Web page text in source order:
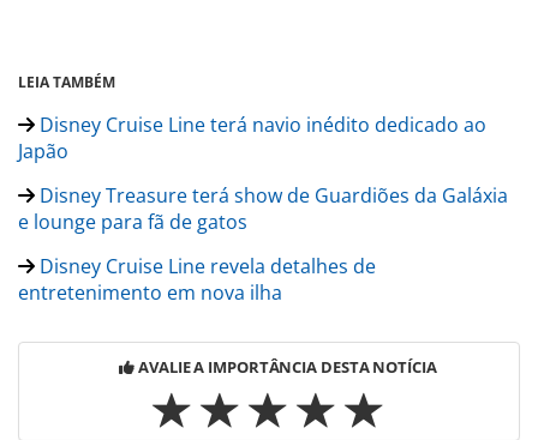
LEIA TAMBÉM
Disney Cruise Line terá navio inédito dedicado ao
Japão
Disney Treasure terá show de Guardiões da Galáxia
e lounge para fã de gatos
Disney Cruise Line revela detalhes de
entretenimento em nova ilha
AVALIE A IMPORTÂNCIA DESTA NOTÍCIA